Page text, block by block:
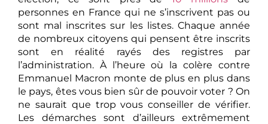
personnes en France qui ne s’inscrivent pas ou
sont mal inscrites sur les listes. Chaque année
de nombreux citoyens qui pensent être inscrits
sont en réalité rayés des registres par
l’administration. À l’heure où la colère contre
Emmanuel Macron monte de plus en plus dans
le pays, êtes vous bien sûr de pouvoir voter ? On
ne saurait que trop vous conseiller de vérifier.
Les démarches sont d’ailleurs extrêmement